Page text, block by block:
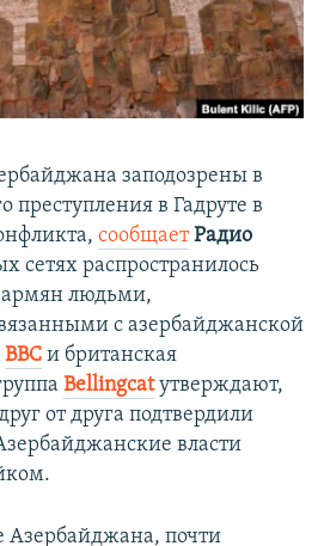
заподозрены в
преступления в Гадруте в
сообщает Радио
сетях распространилось
армян людьми,
с азербайджанской
BBC и британская
Bellingcat утверждают,
от друга подтвердили
власти
Азербайджана, почти